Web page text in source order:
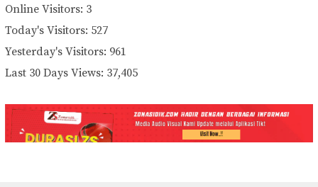
Online Visitors: 3
Today's Visitors: 527
Yesterday's Visitors: 961
Last 30 Days Views: 37,405